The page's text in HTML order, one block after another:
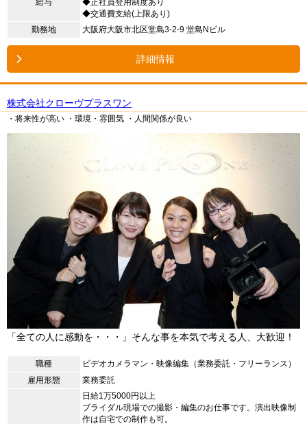
給与
◆正社員登用制度あり
◆交通費支給(上限あり)
勤務地
大阪府大阪市北区堂島3-2-9 堂島Nビル
詳細情報
株式会社クローヴプラスワン
・将来性が高い ・環境・雰囲気 ・人間関係が良い
「全ての人に感動を・・・」そんな事を本気で考える人、大歓迎！
職種
ビデオカメラマン・映像編集（業務委託・フリーランス）
雇用形態
業務委託
日給1万5000円以上
ブライダル現場での撮影・編集のお仕事です。演出映像制
作は自宅での制作も可。